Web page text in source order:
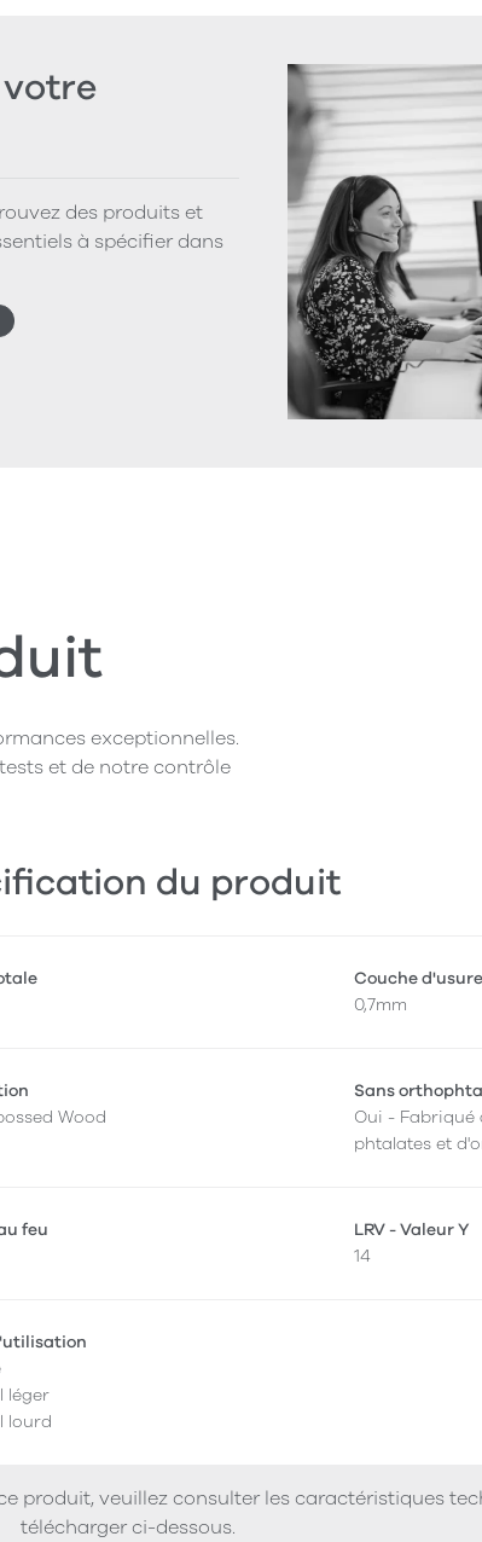
des produits et
à spécifier dans
exceptionnelles.
et de notre contrôle
du produit
Couche d'usure
0,7mm
Wood
Sans
Oui -
phtalates et
feu
LRV - Valeur Y
14
léger
lourd
produit, veuillez consulter les caractéristiques
télécharger ci-dessous.